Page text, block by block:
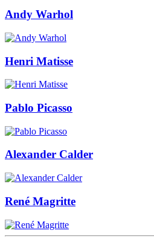
Andy Warhol
Henri Matisse
Pablo Picasso
Alexander Calder
René Magritte